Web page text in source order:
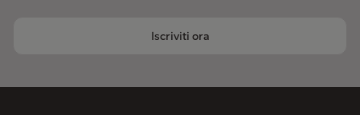
Iscriviti ora